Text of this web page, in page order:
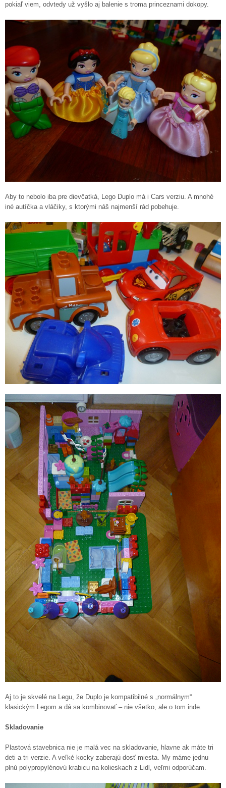
pokiaľ viem, odvtedy už vyšlo aj balenie s troma princeznami dokopy.
Aby to nebolo iba pre dievčatká, Lego Duplo má i Cars verziu. A mnohé
iné autíčka a vláčiky, s ktorými náš najmenší rád pobehuje.
Aj to je skvelé na Legu, že Duplo je kompatibilné s „normálnym“
klasickým Legom a dá sa kombinovať – nie všetko, ale o tom inde.
Skladovanie
Plastová stavebnica nie je malá vec na skladovanie, hlavne ak máte tri
deti a tri verzie. A veľké kocky zaberajú dosť miesta. My máme jednu
plnú polypropylénovú krabicu na kolieskach z Lidl, veľmi odporúčam.